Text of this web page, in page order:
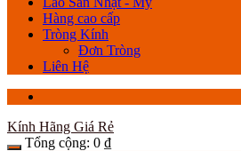
Hàng cao cấp
Tròng Kính
Đơn Tròng
Liên Hệ
Kính Hãng Giá Rẻ
Tổng cộng: 0 ₫